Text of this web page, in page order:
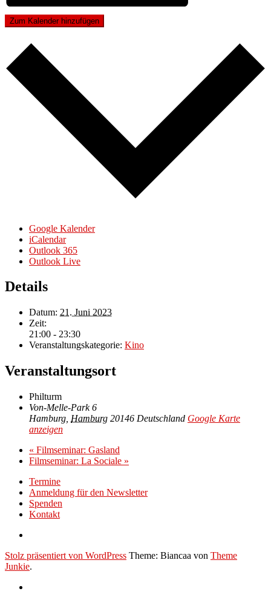
Zum Kalender hinzufügen
Google Kalender
iCalendar
Outlook 365
Outlook Live
Details
Datum: 21. Juni 2023
Zeit:
21:00 - 23:30
Veranstaltungskategorie: Kino
Veranstaltungsort
Philturm
Von-Melle-Park 6
Hamburg Hamburg 20146 Deutschland Google Karte
anzeigen
« Filmseminar: Gasland
Filmseminar: La Sociale »
Termine
Anmeldung für den Newsletter
Spenden
Kontakt
Stolz präsentiert von WordPress Theme: Biancaa von Theme
Junkie.